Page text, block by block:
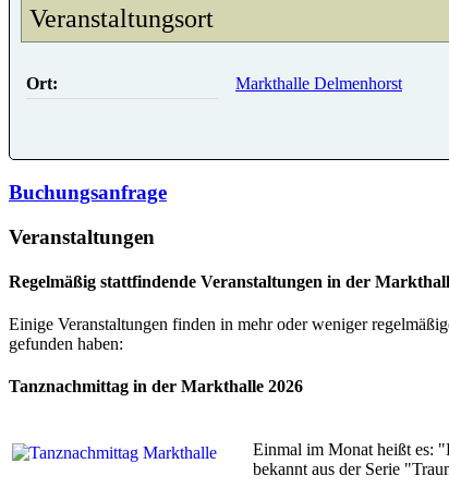
Veranstaltungsort
Ort: Markthalle Delmenhorst
Buchungsanfrage
Veranstaltungen
Regelmäßig stattfindende Veranstaltungen in der
Einige Veranstaltungen finden in mehr oder weniger
gefunden haben:
Tanznachmittag in der Markthalle 2026
Einmal im Monat heißt es:
bekannt aus der Serie